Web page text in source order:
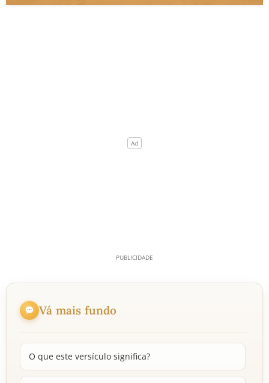
Vá mais fundo
O que este versículo significa?